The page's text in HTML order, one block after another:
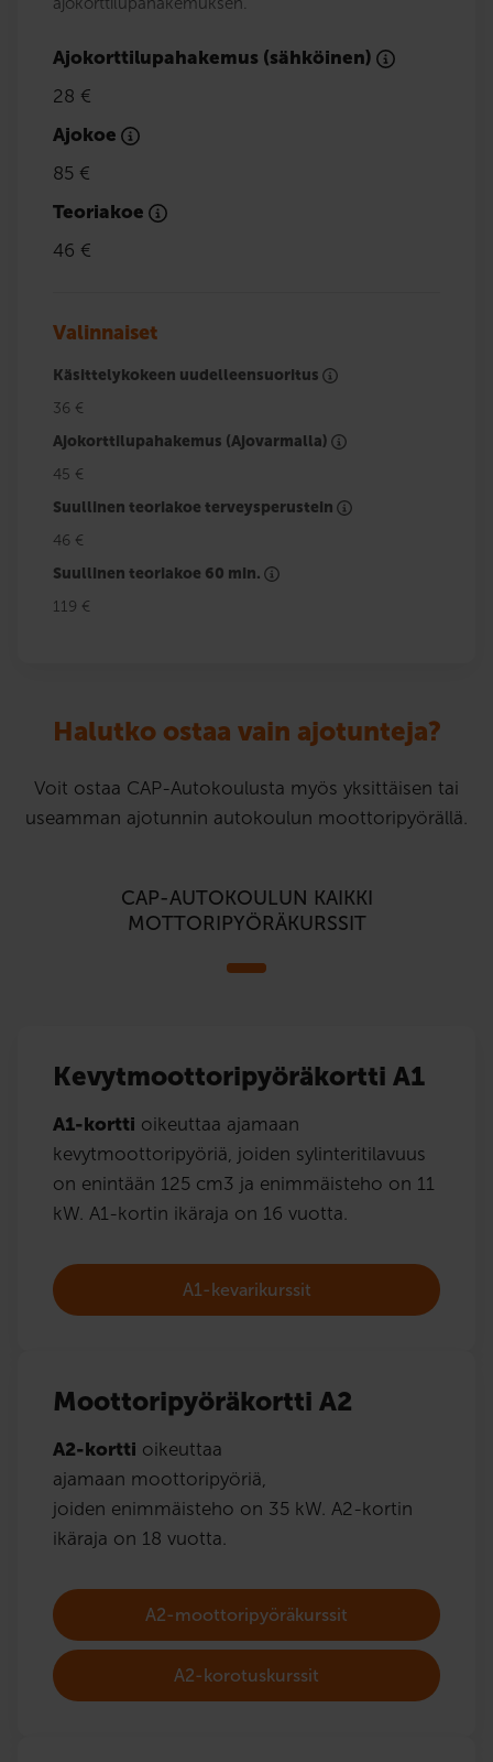
Ajokorttilupahakemus (sähköinen)
28 €
Ajokoe
85 €
Teoriakoe
46 €
Valinnaiset
Käsittelykokeen uudelleensuoritus
36 €
Ajokorttilupahakemus (Ajovarmalla)
45 €
Suullinen teoriakoe terveysperustein
46 €
Suullinen teoriakoe 60 min.
119 €
Halutko ostaa vain ajotunteja?
Voit ostaa CAP-Autokoulusta myös yksittäisen tai
useamman ajotunnin autokoulun moottoripyörällä.
CAP-AUTOKOULUN KAIKKI
MOTTORIPYÖRÄKURSSIT
Kevytmoottoripyöräkortti A1
A1-kortti oikeuttaa ajamaan
kevytmoottoripyöriä, joiden sylinteritilavuus
on enintään 125 cm3 ja enimmäisteho on 11
kW. A1-kortin ikäraja on 16 vuotta.
A1-kevarikurssit
Moottoripyöräkortti A2
A2-kortti oikeuttaa
ajamaan moottoripyöriä,
joiden enimmäisteho on 35 kW. A2-kortin
ikäraja on 18 vuotta.
A2-moottoripyöräkurssit
A2-korotuskurssit